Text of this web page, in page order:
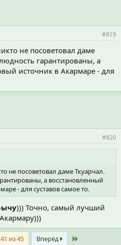
#819
не посоветовал даме
гарантированы, а
источник в Акармаре - для
#820
не посоветовал даме Ткуарчал.
а восстановленный
- для суставов самое то.
))) Точно, самый лучший
41 из 45 Вперёд